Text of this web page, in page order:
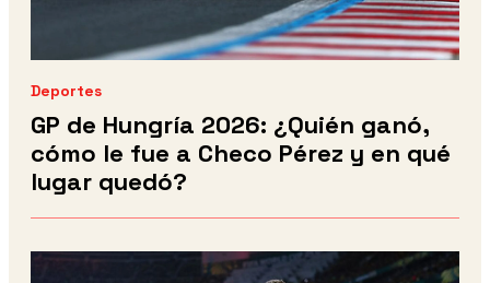
Deportes
GP de Hungría 2026: ¿Quién ganó,
cómo le fue a Checo Pérez y en qué
lugar quedó?